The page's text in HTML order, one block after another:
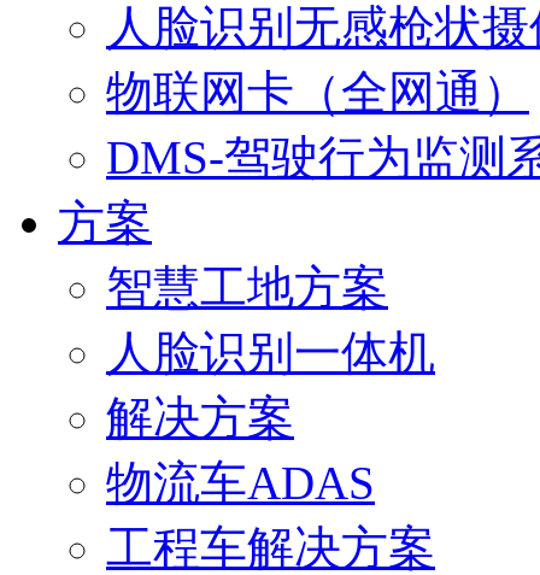
人脸识别无感枪状
物联网卡（全网通）
DMS-驾驶行为监测
方案
智慧工地方案
人脸识别一体机
解决方案
物流车ADAS
工程车解决方案